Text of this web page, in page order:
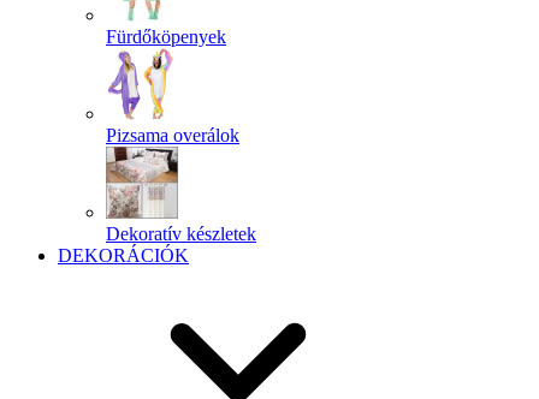
Fürdőköpenyek
Pizsama overálok
Dekoratív készletek
DEKORÁCIÓK